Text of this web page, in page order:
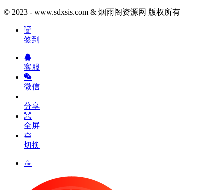
© 2023 - www.sdxsis.com & 烟雨阁资源网 版权所有
签到
客服
微信
分享
全屏
切换